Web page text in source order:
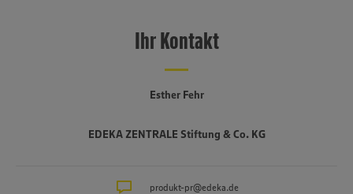
Ihr Kontakt
Esther Fehr
EDEKA ZENTRALE Stiftung & Co. KG
produkt-pr@edeka.de